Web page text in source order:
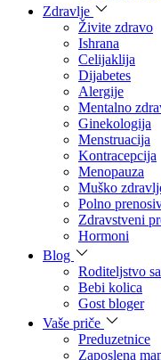
Zdravlje
Živite zdravo
Ishrana
Celijaklija
Dijabetes
Alergije
Mentalno
Ginekologija
Menstruacija
Kontracepcija
Menopauza
Muško
Polno
Zdravstveni
Hormoni
Blog
Roditeljstvo
Bebi kolica
Gost bloger
Vaše priče
Preduzetnice
Zaposlena